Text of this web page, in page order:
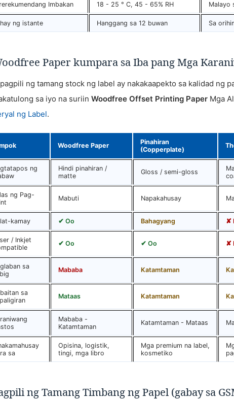
Imbakan 18 - 25 ° C, 45 - 65% RH Malayo
ng istante Hanggang sa 12 buwan Sa
Paper kumpara sa Iba pang Mga
ng tamang stock ng label ay nakakaapekto sa kalidad ng
sa iyo na suriin Woodfree Offset Printing Paper Mga
ng Label.
Woodfree Paper
Pinahiran
(Copperplate)
ng
Hindi pinahiran /
matte
Gloss / semi-gloss
ng Pag-
Mabuti Napakahusay
kamay ✔ Oo Bahagyang ✘
/ Inkjet
✔ Oo ✔ Oo ✘
sa
Mababa Katamtaman
sa
Mataas Katamtaman
Mababa -
Katamtaman
Katamtaman - Mataas
sa
Opisina, logistik,
tingi, mga libro
Mga premium na label,
kosmetiko
ng Tamang Timbang ng Papel (gabay sa